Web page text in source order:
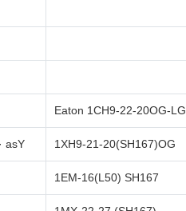
Eaton 1CH9-22-20OG-LG
asY 1XH9-21-20(SH167)OG
1EM-16(L50) SH167